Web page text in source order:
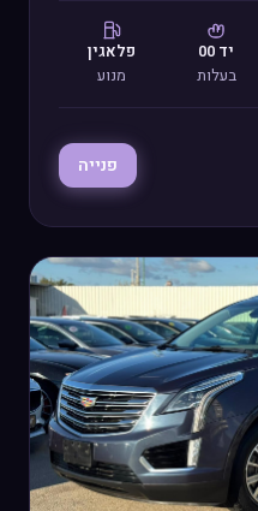
יד 00
בעלות
פלאגין
מנוע
פנייה